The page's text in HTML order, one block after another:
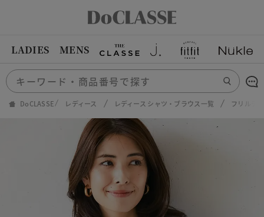
LADIES MENS
DoCLASSE レディース レディース シャツ・ブラウス一覧 フリルデ